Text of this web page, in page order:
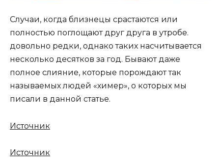
Случаи, когда близнецы срастаются или
полностью поглощают друг друга в утробе.
довольно редки, однако таких насчитывается
несколько десятков за год. Бывают даже
полное слияние, которые порождают так
называемых людей «химер», о которых мы
писали в данной статье.
Источник
Источник